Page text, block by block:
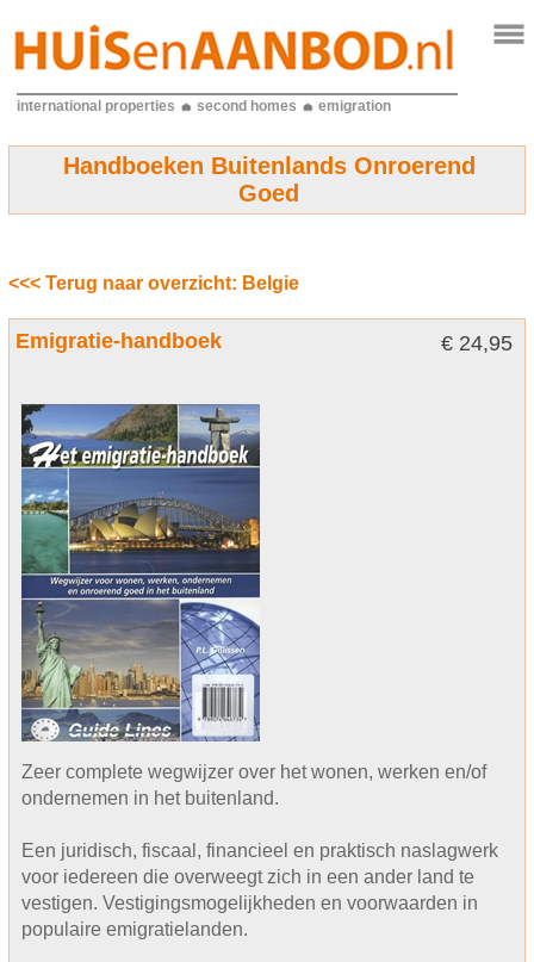
international properties second homes emigration
Handboeken Buitenlands Onroerend
Goed
<<< Terug naar overzicht: Belgie
€ 24,95
Emigratie-handboek
Zeer complete wegwijzer over het wonen, werken en/of
ondernemen in het buitenland.
Een juridisch, fiscaal, financieel en praktisch naslagwerk
voor iedereen die overweegt zich in een ander land te
vestigen. Vestigingsmogelijkheden en voorwaarden in
populaire emigratielanden.